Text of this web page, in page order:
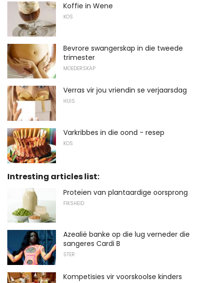
Koffie in Wene
KOS
Bevrore swangerskap in die tweede
trimester
MOEDERSKAP
Verras vir jou vriendin se verjaarsdag
HUIS
Varkribbes in die oond - resep
KOS
Intresting articles list:
Proteïen van plantaardige oorsprong
FIKSHEID
Azealië banke op die lug verneder die
sangeres Cardi B
STER
Kompetisies vir voorskoolse kinders